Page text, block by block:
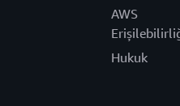
AWS
Hukuk